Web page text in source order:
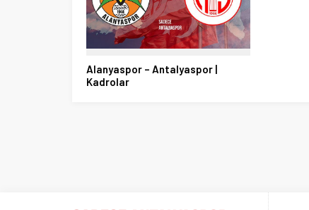
Alanyaspor – Antalyaspor |
Kadrolar